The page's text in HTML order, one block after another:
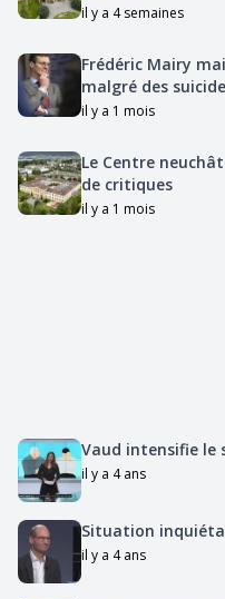
il y a 4 semaines
Frédéric Mairy
malgré des
il y a 1 mois
Le Centre
de critiques
il y a 1 mois
Vaud intensifie le
il y a 4 ans
Situation
il y a 4 ans